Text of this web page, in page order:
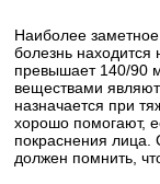
Наиболее
болезнь находится
превышает 140/90
веществами
назначается при
хорошо помогают,
покраснения лица.
должен помнить,